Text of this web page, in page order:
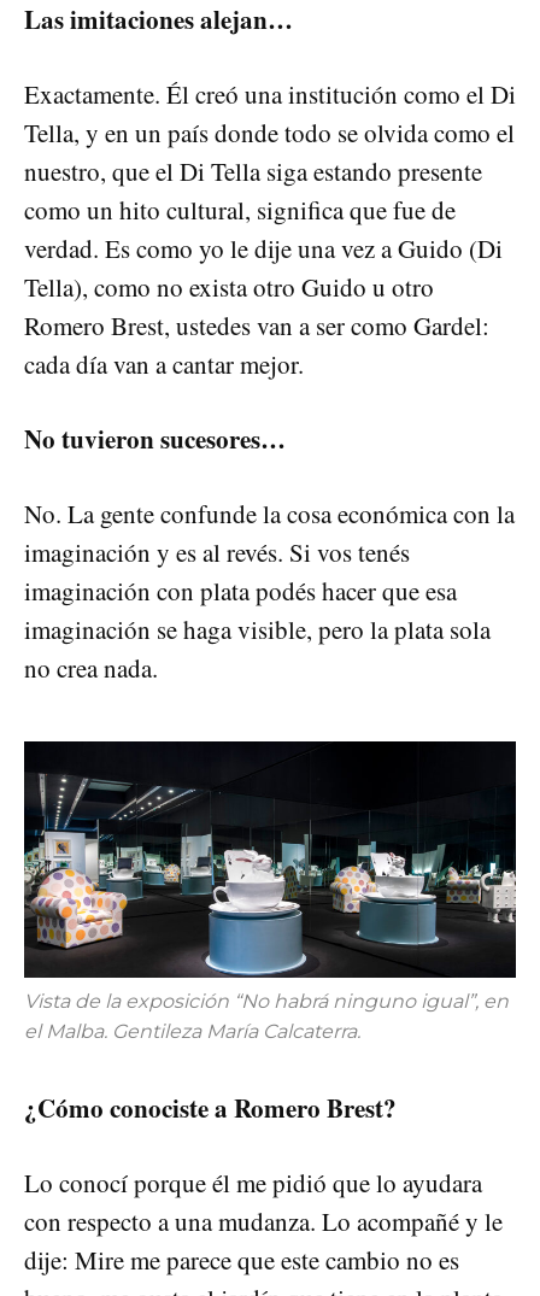
Las imitaciones alejan…
Exactamente. Él creó una institución como el Di
Tella, y en un país donde todo se olvida como el
nuestro, que el Di Tella siga estando presente
como un hito cultural, significa que fue de
verdad. Es como yo le dije una vez a Guido (Di
Tella), como no exista otro Guido u otro
Romero Brest, ustedes van a ser como Gardel:
cada día van a cantar mejor.
No tuvieron sucesores…
No. La gente confunde la cosa económica con la
imaginación y es al revés. Si vos tenés
imaginación con plata podés hacer que esa
imaginación se haga visible, pero la plata sola
no crea nada.
Vista de la exposición “No habrá ninguno igual”, en
el Malba. Gentileza María Calcaterra.
¿Cómo conociste a Romero Brest?
Lo conocí porque él me pidió que lo ayudara
con respecto a una mudanza. Lo acompañé y le
dije: Mire me parece que este cambio no es